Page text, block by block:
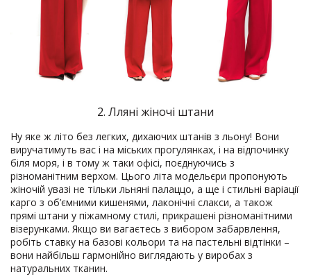
2. Лляні жіночі штани
Ну яке ж літо без легких, дихаючих штанів з льону! Вони
виручатимуть вас і на міських прогулянках, і на відпочинку
біля моря, і в тому ж таки офісі, поєднуючись з
різноманітним верхом. Цього літа модельєри пропонують
жіночій увазі не тільки льняні палаццо, а ще і стильні варіації
карго з об’ємними кишенями, лаконічні слакси, а також
прямі штани у піжамному стилі, прикрашені різноманітними
візерунками. Якщо ви вагаєтесь з вибором забарвлення,
робіть ставку на базові кольори та на пастельні відтінки –
вони найбільш гармонійно виглядають у виробах з
натуральних тканин.